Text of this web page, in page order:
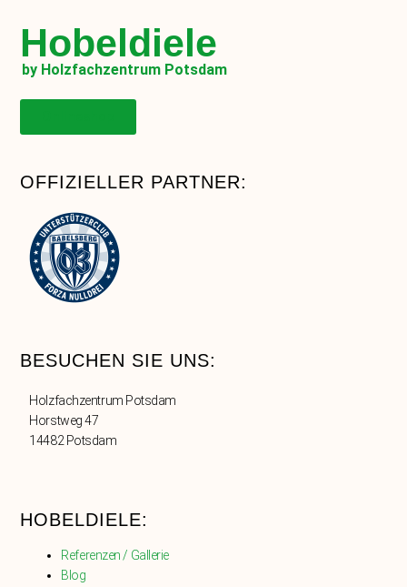
Hobeldiele
by Holzfachzentrum Potsdam
OFFIZIELLER PARTNER:
BESUCHEN SIE UNS:
Holzfachzentrum Potsdam
Horstweg 47
14482 Potsdam
HOBELDIELE:
Referenzen / Gallerie
Blog